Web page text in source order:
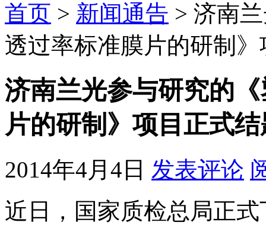
首页 > 新闻通告 > 济南
透过率标准膜片的研制
济南兰光参与研究的
片的研制》项目正式结
2014年4月4日 发表评论
近日，国家质检总局正